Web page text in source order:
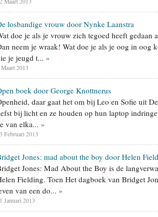
losbandige vrouw door Nynke Laanstra
doe je als je vrouw zich tegoed heeft gedaan
neem je wraak! Wat doe je als je oog in oog
je jeugd t... »
Maart 2013
boek door George Knottnerus
daar gaat het om bij Leo en Sofie uit
bij licht en ze houden op hun laptop
van elka... »
Februari 2013
Jones: mad about the boy door Helen
Jones: Mad About the Boy is de
Fielding. Toen Het dagboek van Bridget
van een do... »
Januari 2013